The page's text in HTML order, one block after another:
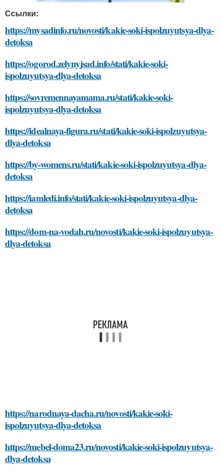
Ссылки:
https://mysadinfo.ru/novosti/kakie-soki-ispolzuyutsya-dlya-
detoksa
https://ogorod.zelynyjsad.info/stati/kakie-soki-
ispolzuyutsya-dlya-detoksa
https://sovremennayamama.ru/stati/kakie-soki-
ispolzuyutsya-dlya-detoksa
https://idealnaya-figura.ru/stati/kakie-soki-ispolzuyutsya-
dlya-detoksa
https://by-womens.ru/stati/kakie-soki-ispolzuyutsya-dlya-
detoksa
https://iamledi.info/stati/kakie-soki-ispolzuyutsya-dlya-
detoksa
https://dom-na-vodah.ru/novosti/kakie-soki-ispolzuyutsya-
dlya-detoksa
https://narodnaya-dacha.ru/novosti/kakie-soki-
ispolzuyutsya-dlya-detoksa
https://mebel-doma23.ru/novosti/kakie-soki-ispolzuyutsya-
dlya-detoksa